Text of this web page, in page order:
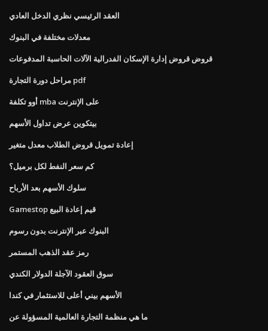
العقد الرئيسي نظري الدخل العادي
معدلات مختلفة في البنوك
قروض قروض إدارة الإسكان الفدرالية الآلات الحاسبة المدفوعات
مراحل دورة التجارة pdf
أوو تكلفة mba على الإنترنت
بيتكوين عرض تداول الأسهم
إعادة تمويل قروض الطلاب معدل متغير
كم سعر النفط لكل برميل؟
سلوك الأسهم بعد الأرباح
Gamestop قيم إعادة البيع
البنوك عبر الإنترنت بدون رسوم
رمز عقد الذهب المستمر
سوق العقود الآجلة الدولار الكندي
الأسهم بيني أعلى للاستثمار في كندا
ما هي منظمة التجارة العالمية المسؤولة عن